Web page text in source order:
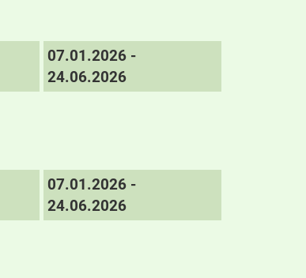
07.01.2026 -
24.06.2026
07.01.2026 -
24.06.2026